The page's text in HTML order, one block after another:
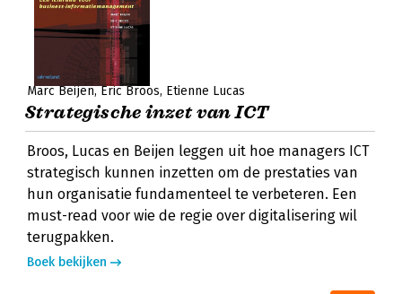
Marc Beijen Eric Broos Etienne Lucas
Strategische inzet van ICT
Broos, Lucas en Beijen leggen uit hoe managers ICT
strategisch kunnen inzetten om de prestaties van
hun organisatie fundamenteel te verbeteren. Een
must-read voor wie de regie over digitalisering wil
terugpakken.
Boek bekijken